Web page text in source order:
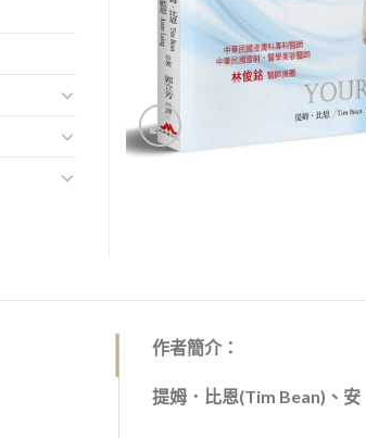
作者簡介：
提姆．比恩(Tim Bean)、安